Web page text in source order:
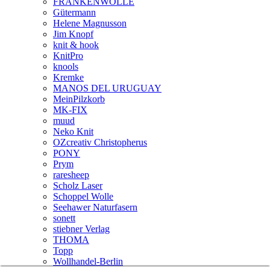
Gütermann
Helene Magnusson
Jim Knopf
knit & hook
KnitPro
knools
Kremke
MANOS DEL URUGUAY
MeinPilzkorb
MK-FIX
muud
Neko Knit
OZcreativ Christopherus
PONY
Prym
raresheep
Scholz Laser
Schoppel Wolle
Seehawer Naturfasern
sonett
stiebner Verlag
THOMA
Topp
Wollhandel-Berlin